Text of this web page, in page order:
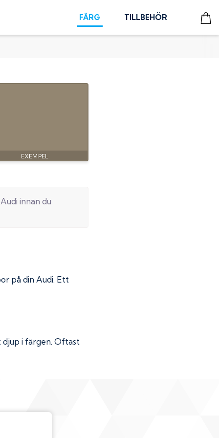
FÄRG TILLBEHÖR
Audi innan du
på din Audi. Ett
i färgen. Oftast